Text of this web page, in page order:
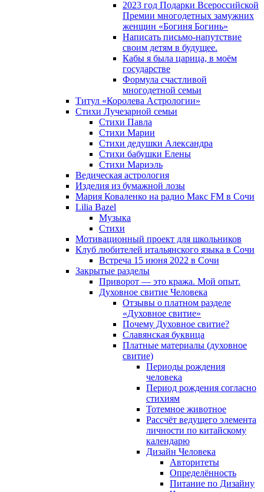
2023 год Подарки Всероссийской
Премии многодетных замужних
женщин «Богиня Богинь»
Написать письмо-напутствие
своим детям в будущее.
Кабы я была царица, в моëм
государстве
Формула счастливой
многодетной семьи
Титул «Королева Астрологии»
Стихи Лучезарной семьи
Стихи Павла
Стихи Марии
Стихи дедушки Александра
Стихи бабушки Елены
Стихи Мариэль
Ведическая астрология
Изделия из бумажной лозы
Мария Коваленко на радио Maкс FM в Сочи
Lilia Bazel
Музыка
Cтихи
Мотивационный проект для школьников
Клуб любителей итальянского языка в Сочи
Встреча 15 июня 2022 в Сочи
Закрытые разделы
Приворот — это кража. Мой опыт.
Духовное свитие Человека
Отзывы о платном разделе
«Духовное свитие»
Почему Духовное свитие?
Славянская буквица
Платные материалы (духовное
свитие)
Периоды рождения
человека
Период рождения согласно
стихиям
Тотемное животное
Рассчёт ведущего элемента
личности по китайскому
календарю
Дизайн Человека
Авторитеты
Определённость
Питание по Дизайну